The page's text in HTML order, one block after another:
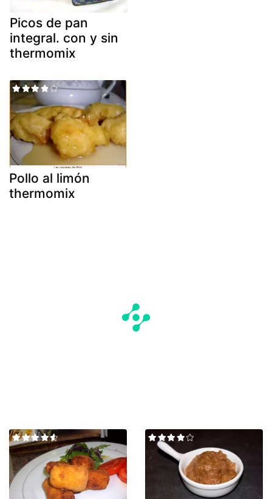
Picos de pan
integral. con y sin
thermomix
Pollo al limón
thermomix